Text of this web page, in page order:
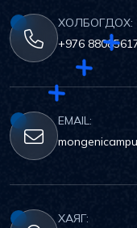
ХОЛБОГДОХ:
+976
EMAIL:
ХАЯГ: